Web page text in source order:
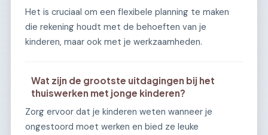
Het is cruciaal om een flexibele planning te maken
die rekening houdt met de behoeften van je
kinderen, maar ook met je werkzaamheden.
Wat zijn de grootste uitdagingen bij het
thuiswerken met jonge kinderen?
Zorg ervoor dat je kinderen weten wanneer je
ongestoord moet werken en bied ze leuke